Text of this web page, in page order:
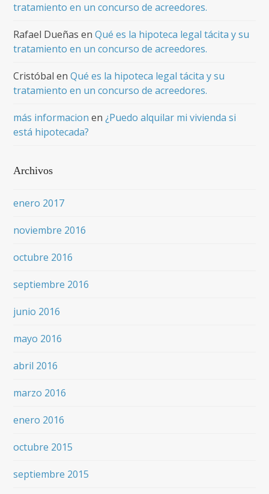
tratamiento en un concurso de acreedores.
Rafael Dueñas enQué es la hipoteca legal tácita y su
tratamiento en un concurso de acreedores.
Cristóbal enQué es la hipoteca legal tácita y su
tratamiento en un concurso de acreedores.
más informacion en¿Puedo alquilar mi vivienda si
está hipotecada?
Archivos
enero 2017
noviembre 2016
octubre 2016
septiembre 2016
junio 2016
mayo 2016
abril 2016
marzo 2016
enero 2016
octubre 2015
septiembre 2015